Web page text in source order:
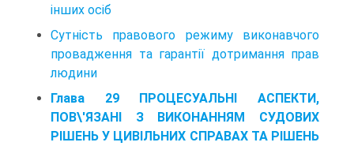
інших осіб
Сутність правового режиму виконавчого
провадження та гарантії дотримання прав
людини
Глава 29 ПРОЦЕСУАЛЬНІ АСПЕКТИ,
ПОВ\'ЯЗАНІ З ВИКОНАННЯМ СУДОВИХ
РІШЕНЬ У ЦИВІЛЬНИХ СПРАВАХ ТА РІШЕНЬ